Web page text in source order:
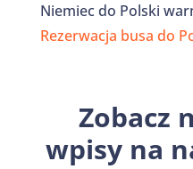
Niemiec do Polski
Rezerwacja busa do
Zobacz
wpisy na